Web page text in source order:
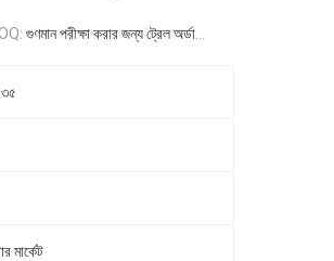
গুণমান পরীক্ষা করার জন্য ট্রেল অর্ডারের জন্য 500 সেট
মার্কেট